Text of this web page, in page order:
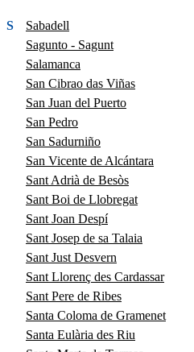
S
Sabadell
Sagunto - Sagunt
Salamanca
San Cibrao das Viñas
San Juan del Puerto
San Pedro
San Sadurniño
San Vicente de Alcántara
Sant Adrià de Besòs
Sant Boi de Llobregat
Sant Joan Despí
Sant Josep de sa Talaia
Sant Just Desvern
Sant Llorenç des Cardassar
Sant Pere de Ribes
Santa Coloma de Gramenet
Santa Eulària des Riu